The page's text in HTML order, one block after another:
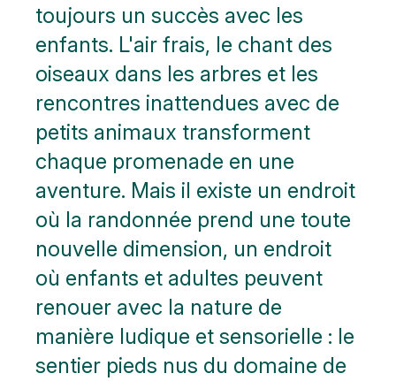
toujours un succès avec les
enfants. L'air frais, le chant des
oiseaux dans les arbres et les
rencontres inattendues avec de
petits animaux transforment
chaque promenade en une
aventure. Mais il existe un endroit
où la randonnée prend une toute
nouvelle dimension, un endroit
où enfants et adultes peuvent
renouer avec la nature de
manière ludique et sensorielle : le
sentier pieds nus du domaine de